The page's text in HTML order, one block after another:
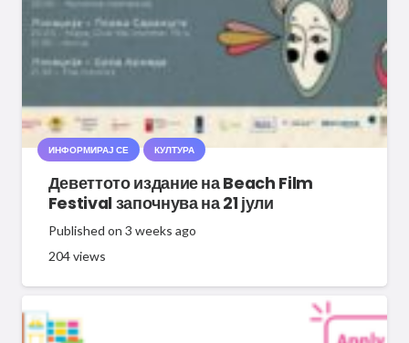
ИНФОРМИРАЈ СЕ КУЛТУРА
Деветтото издание на Beach Film
Festival започнува на 21 јули
Published on 3 weeks ago
204views